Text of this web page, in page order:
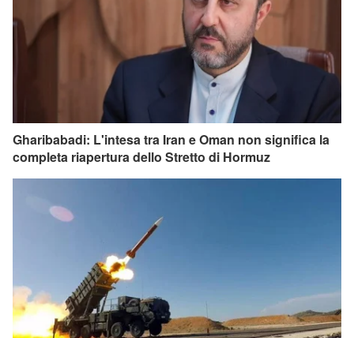
Gharibabadi: L'intesa tra Iran e Oman non significa la
completa riapertura dello Stretto di Hormuz